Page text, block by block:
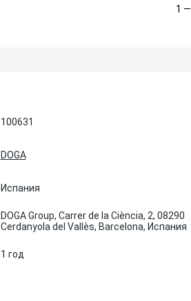
1
100631
DOGA
Испания
DOGA Group, Carrer de la Ciència, 2, 08290
Cerdanyola del Vallès, Barcelona, Испания
1 год